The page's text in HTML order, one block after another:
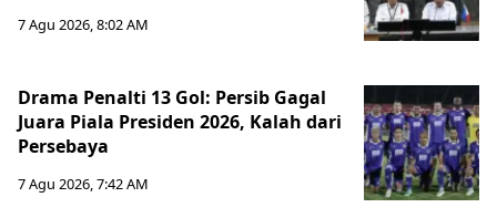
7 Agu 2026, 8:02 AM
Drama Penalti 13 Gol: Persib Gagal
Juara Piala Presiden 2026, Kalah dari
Persebaya
7 Agu 2026, 7:42 AM